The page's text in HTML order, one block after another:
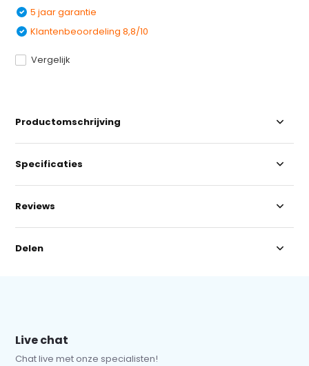
5 jaar garantie
Klantenbeoordeling 8,8/10
Vergelijk
Productomschrijving
Specificaties
Reviews
Delen
Live chat
Chat live met onze specialisten!